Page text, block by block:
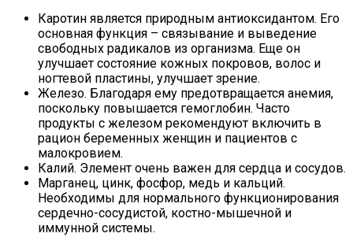
Каротин является природным антиоксидантом. Его
основная функция – связывание и выведение
свободных радикалов из организма. Еще он
улучшает состояние кожных покровов, волос и
ногтевой пластины, улучшает зрение.
Железо. Благодаря ему предотвращается анемия,
поскольку повышается гемоглобин. Часто
продукты с железом рекомендуют включить в
рацион беременных женщин и пациентов с
малокровием.
Калий. Элемент очень важен для сердца и сосудов.
Марганец, цинк, фосфор, медь и кальций.
Необходимы для нормального функционирования
сердечно-сосудистой, костно-мышечной и
иммунной системы.